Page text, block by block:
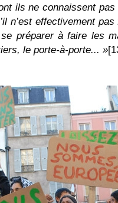
ils ne connaissent
n’est effectivement
préparer à faire les
le porte-à-porte... »